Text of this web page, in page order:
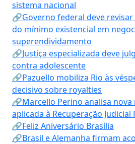
sistema nacional
🔗Governo federal deve
do mínimo existencial em
superendividamento
🔗Justiça especializada deve
contra adolescente
🔗Pazuello mobiliza Rio às
decisivo sobre royalties
🔗Marcello Perino analisa
aplicada à Recuperação Judicial
🔗Feliz Aniversário Brasília
🔗Brasil e Alemanha firmam